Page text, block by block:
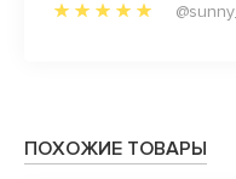
ПОХОЖИЕ ТОВАРЫ